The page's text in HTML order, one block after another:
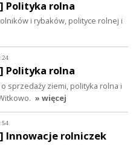
Polityka rolna
i rybaków, polityce rolnej i
Polityka rolna
sprzedaży ziemi, polityka rolna i
» więcej
Innowacje rolniczek